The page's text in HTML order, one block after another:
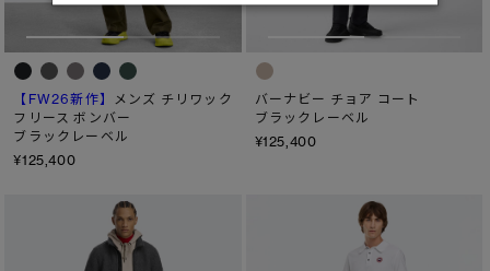
【FW26新作】
メンズ チリワック
フリース ボンバー
ブラックレーベル
¥125,400
バーナビー チョア コート
ブラックレーベル
¥125,400